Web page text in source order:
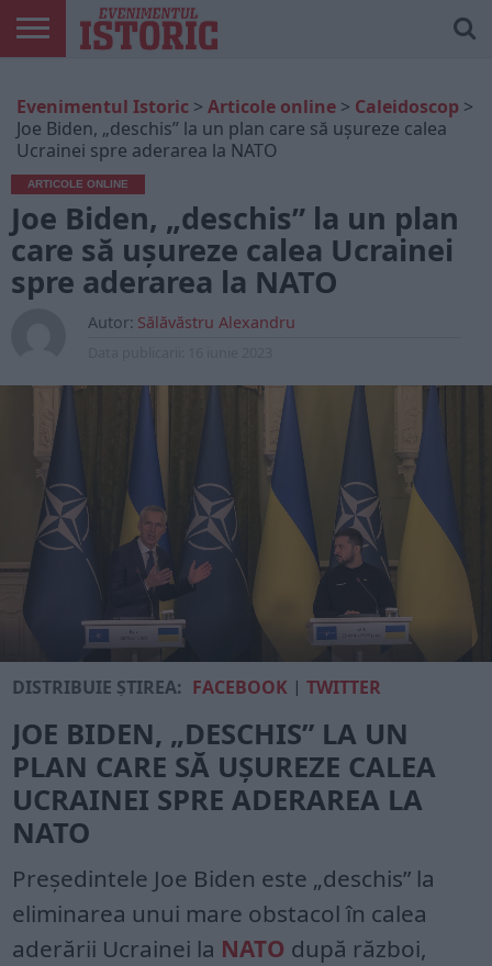
ONLINE
EDIȚII
TIPĂRITE
ISTORIC
PLAY
CONTUL
MEU
Evenimentul Istoric > Articole online > Caleidoscop >
Joe Biden, „deschis” la un plan care să ușureze calea
Ucrainei spre aderarea la NATO
ARTICOLE ONLINE
Joe Biden, „deschis” la un plan
care să ușureze calea Ucrainei
spre aderarea la NATO
Autor: Sălăvăstru Alexandru
DISTRIBUIE ȘTIREA: FACEBOOK |TWITTER
JOE BIDEN, „DESCHIS” LA UN
PLAN CARE SĂ UȘUREZE CALEA
UCRAINEI SPRE ADERAREA LA
NATO
Președintele Joe Biden este „deschis” la
eliminarea unui mare obstacol în calea
aderării Ucrainei la NATO după război,